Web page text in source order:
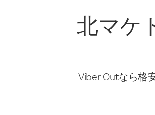
北マケ
Viber Outなら格